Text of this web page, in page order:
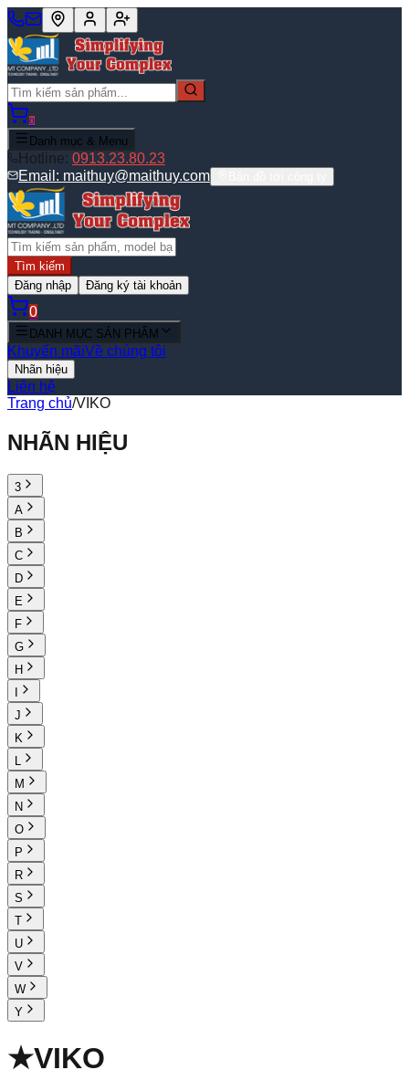
0
Danh mục & Menu
Hotline: 0913.23.80.23
Email: maithuy@maithuy.com
Tìm kiếm
Đăng nhập
Đăng ký tài khoản
0
DANH MỤC SẢN PHẨM
Khuyến mãiVề chúng tôi
Nhãn hiệu
Liên hệ
Trang chủ/VIKO
NHÃN HIỆU
3
A
B
C
D
E
F
G
H
J
K
M
N
O
P
R
S
T
U
V
W
Y
★VIKO